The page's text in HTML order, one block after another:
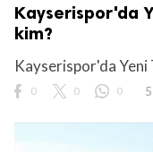
Kayserispor'da
kim?
Kayserispor'da
0 0 0